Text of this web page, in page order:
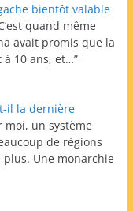
bientôt valable
quand même
avait promis que la
10 ans, et…”
il la dernière
moi, un système
de régions
plus. Une monarchie